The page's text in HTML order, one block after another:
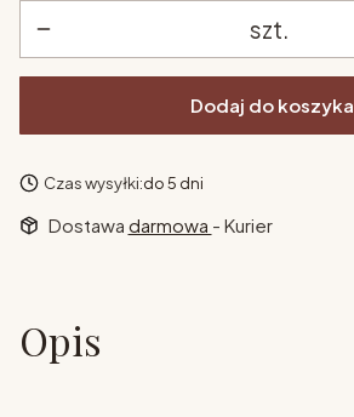
szt.
Dodaj do koszyka
Czas wysyłki:do 5 dni
Dostawa darmowa - Kurier
Opis